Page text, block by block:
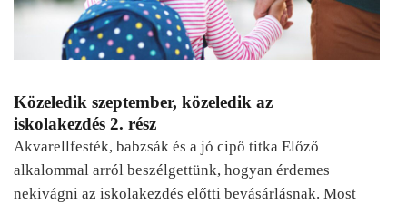
Közeledik szeptember, közeledik az
iskolakezdés 2. rész
Akvarellfesték, babzsák és a jó cipő titka Előző
alkalommal arról beszélgettünk, hogyan érdemes
nekivágni az iskolakezdés előtti bevásárlásnak. Most